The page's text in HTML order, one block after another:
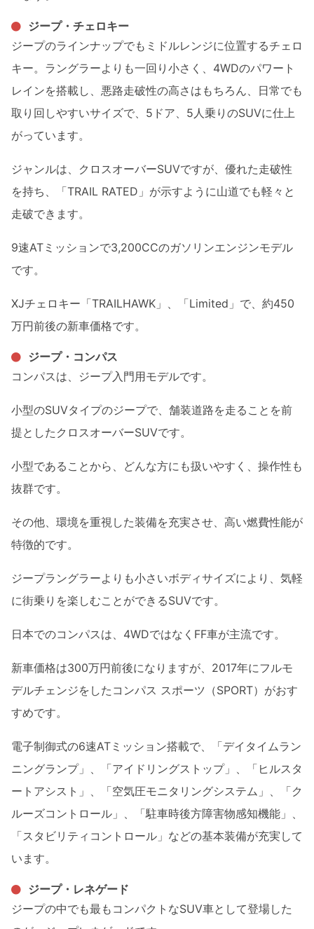
ジープ・チェロキー
ジープのラインナップでもミドルレンジに位置するチェロ
キー。ラングラーよりも一回り小さく、4WDのパワート
レインを搭載し、悪路走破性の高さはもちろん、日常でも
取り回しやすいサイズで、5ドア、5人乗りのSUVに仕上
がっています。
ジャンルは、クロスオーバーSUVですが、優れた走破性
を持ち、「TRAIL RATED」が示すように山道でも軽々と
走破できます。
9速ATミッションで3,200CCのガソリンエンジンモデル
です。
XJチェロキー「TRAILHAWK」、「Limited」で、約450
万円前後の新車価格です。
ジープ・コンパス
コンパスは、ジープ入門用モデルです。
小型のSUVタイプのジープで、舗装道路を走ることを前
提としたクロスオーバーSUVです。
小型であることから、どんな方にも扱いやすく、操作性も
抜群です。
その他、環境を重視した装備を充実させ、高い燃費性能が
特徴的です。
ジープラングラーよりも小さいボディサイズにより、気軽
に街乗りを楽しむことができるSUVです。
日本でのコンパスは、4WDではなくFF車が主流です。
新車価格は300万円前後になりますが、2017年にフルモ
デルチェンジをしたコンパス スポーツ（SPORT）がおす
すめです。
電子制御式の6速ATミッション搭載で、「デイタイムラン
ニングランプ」、「アイドリングストップ」、「ヒルスタ
ートアシスト」、「空気圧モニタリングシステム」、「ク
ルーズコントロール」、「駐車時後方障害物感知機能」、
「スタビリティコントロール」などの基本装備が充実して
います。
ジープ・レネゲード
ジープの中でも最もコンパクトなSUV車として登場した